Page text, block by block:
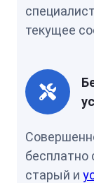
текущее
бесплатно
старый и